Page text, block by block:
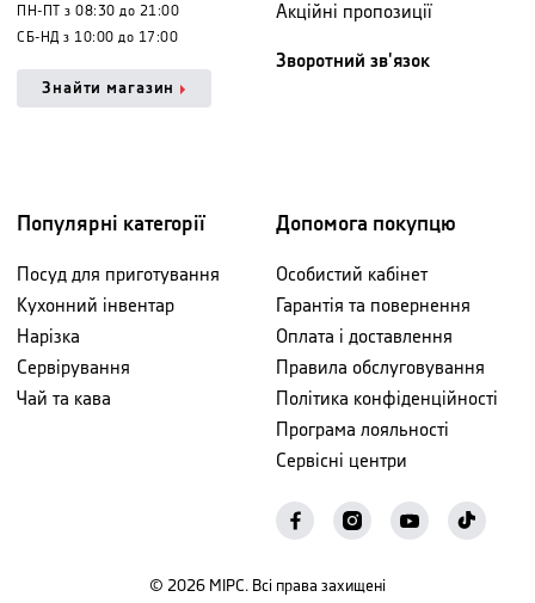
ПН-ПТ з 08:30 до 21:00
СБ-НД з 10:00 до 17:00
Знайти магазин
Акційні пропозиції
Зворотний зв'язок
Популярні категорії
Посуд для приготування
Кухонний інвентар
Нарізка
Сервірування
Чай та кава
Допомога покупцю
Особистий кабінет
Гарантія та повернення
Оплата і доставлення
Правила обслуговування
Політика конфіденційності
Програма лояльності
Сервісні центри
© 2026 МІРС. Всі права захищені